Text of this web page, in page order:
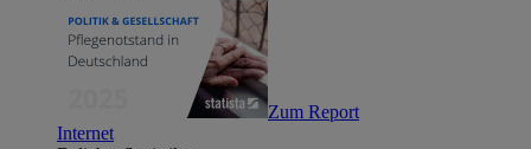
Zum Report
Internet